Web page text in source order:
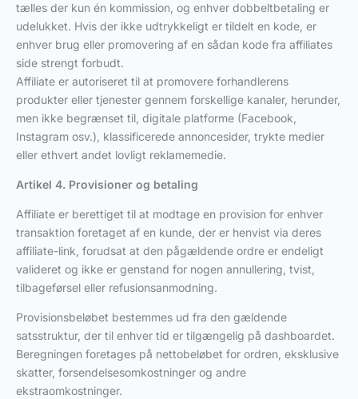
tælles der kun én kommission, og enhver dobbeltbetaling er
udelukket. Hvis der ikke udtrykkeligt er tildelt en kode, er
enhver brug eller promovering af en sådan kode fra affiliates
side strengt forbudt.
Affiliate er autoriseret til at promovere forhandlerens
produkter eller tjenester gennem forskellige kanaler, herunder,
men ikke begrænset til, digitale platforme (Facebook,
Instagram osv.), klassificerede annoncesider, trykte medier
eller ethvert andet lovligt reklamemedie.
Artikel 4. Provisioner og betaling
Affiliate er berettiget til at modtage en provision for enhver
transaktion foretaget af en kunde, der er henvist via deres
affiliate-link, forudsat at den pågældende ordre er endeligt
valideret og ikke er genstand for nogen annullering, tvist,
tilbageførsel eller refusionsanmodning.
Provisionsbeløbet bestemmes ud fra den gældende
satsstruktur, der til enhver tid er tilgængelig på dashboardet.
Beregningen foretages på nettobeløbet for ordren, eksklusive
skatter, forsendelsesomkostninger og andre
ekstraomkostninger.